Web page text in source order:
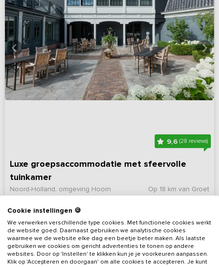
9,6 (28 reviews)
Luxe groepsaccommodatie met sfeervolle
tuinkamer
Op 18 km van Groet
Noord-Holland, omgeving Hoorn
10 - 40 10
Bekijk details
Cookie instellingen 🍪
We verwerken verschillende type cookies. Met functionele cookies werkt
de website goed. Daarnaast gebruiken we analytische cookies
waarmee we de website elke dag een beetje beter maken. Als laatste
gebruiken we cookies om gericht advertenties te tonen op andere
websites. Door op 'Instellen' te klikken kun je je voorkeuren aanpassen.
Klik op 'Accepteren en doorgaan' om alle cookies te accepteren. Je kunt